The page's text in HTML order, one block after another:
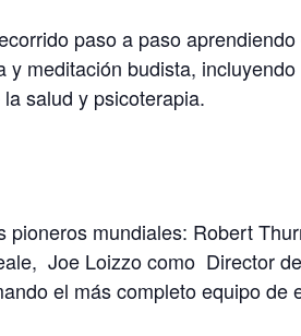
paso a paso
meditación budista,
salud y psicoterapia.
mundiales: Robert
Joe Loizzo como Director
el más completo equipo